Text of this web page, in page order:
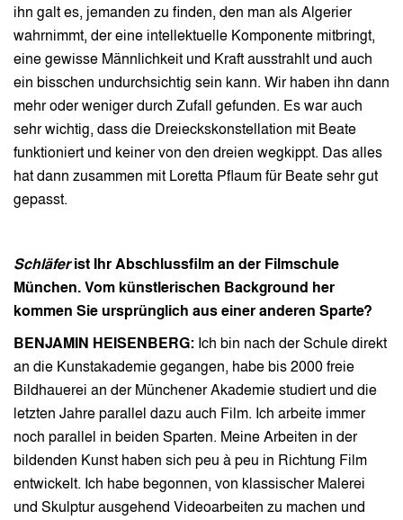
ihn galt es, jemanden zu finden, den man als Algerier
wahrnimmt, der eine intellektuelle Komponente mitbringt,
eine gewisse Männlichkeit und Kraft ausstrahlt und auch
ein bisschen undurchsichtig sein kann. Wir haben ihn dann
mehr oder weniger durch Zufall gefunden. Es war auch
sehr wichtig, dass die Dreieckskonstellation mit Beate
funktioniert und keiner von den dreien wegkippt. Das alles
hat dann zusammen mit Loretta Pflaum für Beate sehr gut
gepasst.
Schläferist Ihr Abschlussfilm an der Filmschule
München. Vom künstlerischen Background her
kommen Sie ursprünglich aus einer anderen Sparte?
BENJAMIN HEISENBERG: Ich bin nach der Schule direkt
an die Kunstakademie gegangen, habe bis 2000 freie
Bildhauerei an der Münchener Akademie studiert und die
letzten Jahre parallel dazu auch Film. Ich arbeite immer
noch parallel in beiden Sparten. Meine Arbeiten in der
bildenden Kunst haben sich peu à peu in Richtung Film
entwickelt. Ich habe begonnen, von klassischer Malerei
und Skulptur ausgehend Videoarbeiten zu machen und